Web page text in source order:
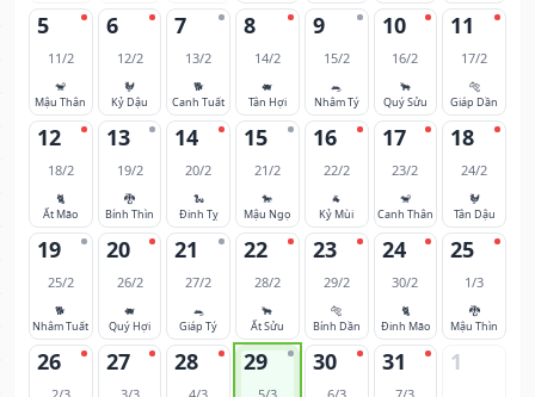
5
11/2
🐒
Mậu Thân
6
12/2
🐓
Kỷ Dậu
7
13/2
🐕
Canh Tuất
8
14/2
🐖
Tân Hợi
9
15/2
🐀
Nhâm Tý
10
16/2
🐂
Quý Sửu
11
17/2
🐅
Giáp Dần
12
18/2
🐈
Ất Mão
13
19/2
🐉
Bính Thìn
14
20/2
🐍
Đinh Tỵ
15
21/2
🐎
Mậu Ngọ
16
22/2
🐐
Kỷ Mùi
17
23/2
🐒
Canh Thân
18
24/2
🐓
Tân Dậu
19
25/2
🐕
Nhâm Tuất
20
26/2
🐖
Quý Hợi
21
27/2
🐀
Giáp Tý
22
28/2
🐂
Ất Sửu
23
29/2
🐅
Bính Dần
24
30/2
🐈
Đinh Mão
25
1/3
🐉
Mậu Thìn
26 27 28 29 30 31 1